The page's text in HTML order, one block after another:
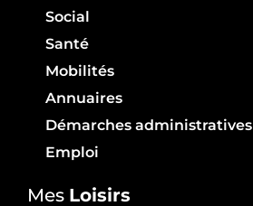
Social
Santé
Mobilités
Annuaires
Démarches administratives
Emploi
Mes Loisirs